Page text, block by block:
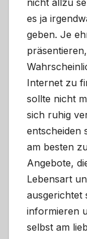
es ja
geben. Je
Internet zu
sollte nicht
sich ruhig
entscheiden
am besten
Angebote,
Lebensart
ausgerichtet
informieren
selbst am